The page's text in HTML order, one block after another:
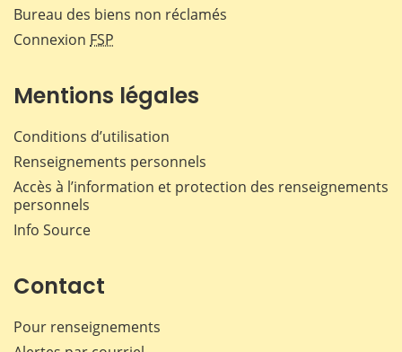
Bureau des biens non réclamés
Connexion FSP
Mentions légales
Conditions d’utilisation
Renseignements personnels
Accès à l’information et protection des renseignements
personnels
Info Source
Contact
Pour renseignements